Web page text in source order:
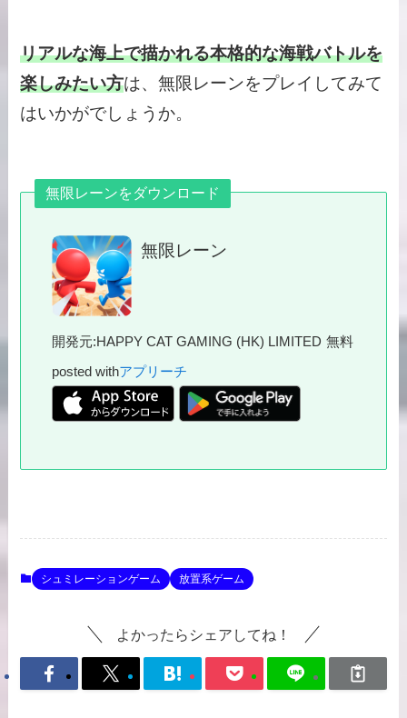
リアルな海上で描かれる本格的な海戦バトルを
楽しみたい方は、無限レーンをプレイしてみて
はいかがでしょうか。
無限レーンをダウンロード
無限レーン
開発元:HAPPY CAT GAMING (HK) LIMITED 無料
posted withアプリーチ
シュミレーションゲーム 放置系ゲーム
よかったらシェアしてね！